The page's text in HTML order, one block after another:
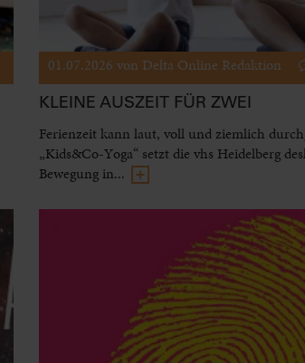
01.07.2026 von Delta Online Redaktion
KLEINE AUSZEIT FÜR ZWEI
Ferienzeit kann laut, voll und ziemlich
„Kids&Co-Yoga“ setzt die vhs Heidelberg
Bewegung in...